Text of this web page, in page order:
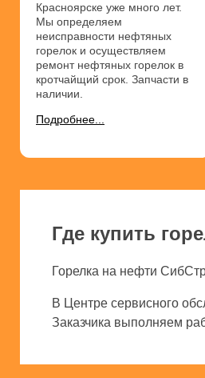
Красноярске уже много лет.
Мы определяем
неисправности нефтяных
горелок и осуществляем
ремонт нефтяных горелок в
кротчайщий срок. Запчасти в
наличии.
Подробнее...
Где купить
Горелка на нефти
В Центре сервисного
Заказчика выполняем